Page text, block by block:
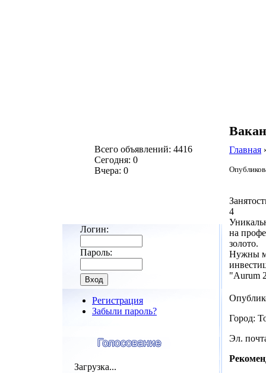
Всего объявлений: 4416
Сегодня: 0
Вчера: 0
Логин:
Пароль:
Регистрация
Забыли пароль?
Загрузка...
Главная
4
на
золото.
Нужны
"Aurum
Город:
Эл.